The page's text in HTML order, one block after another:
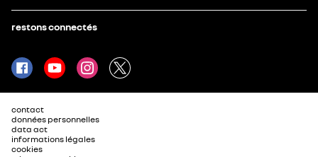
restons connectés
contact
données personnelles
data act
informations légales
cookies